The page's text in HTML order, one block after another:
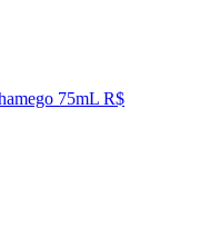
75mL R$